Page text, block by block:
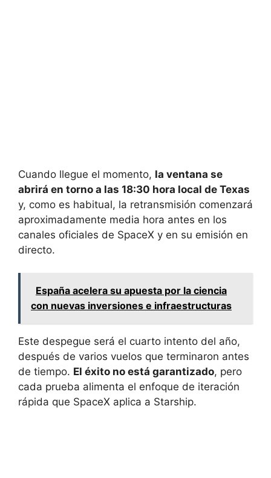
Cuando llegue el momento, la ventana se
abrirá en torno a las 18:30 hora local de Texas
y, como es habitual, la retransmisión comenzará
aproximadamente media hora antes en los
canales oficiales de SpaceX y en su emisión en
directo.
España acelera su apuesta por la ciencia
con nuevas inversiones e infraestructuras
Este despegue será el cuarto intento del año,
después de varios vuelos que terminaron antes
de tiempo. El éxito no está garantizado, pero
cada prueba alimenta el enfoque de iteración
rápida que SpaceX aplica a Starship.